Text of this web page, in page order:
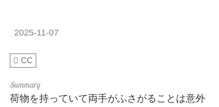
2025-11-07
CC
荷物を持っていて両手がふさがることは意外